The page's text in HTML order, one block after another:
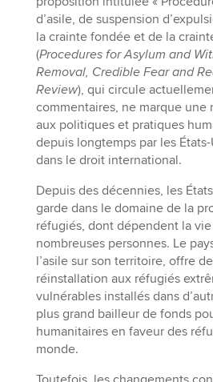
d’asile, de suspension
la crainte fondée et de la
(Procedures for Asylum and
Removal, Credible Fear and
Review), qui circule
commentaires, ne marque une
aux politiques et pratiques
depuis longtemps par les
dans le droit international.
Depuis des décennies, les
garde dans le domaine de la
réfugiés, dont dépendent la
nombreuses personnes. Le
l’asile sur son territoire, offre
réinstallation aux réfugiés
vulnérables installés dans
plus grand bailleur de fonds
humanitaires en faveur des
monde.